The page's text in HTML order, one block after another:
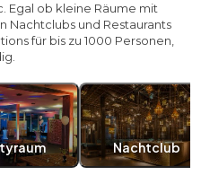
Egal ob kleine Räume mit
Nachtclubs und Restaurants
für bis zu 1000 Personen,
Nachtclub